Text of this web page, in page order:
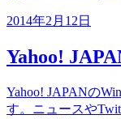
2014年2月12日
Yahoo!
Yahoo! JAPANの
す。ニュースや